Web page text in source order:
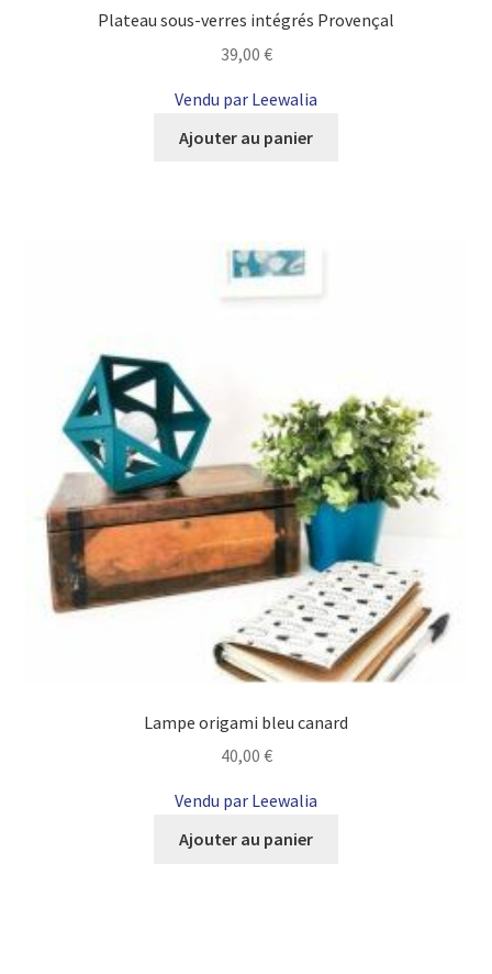
Plateau sous-verres intégrés Provençal
39,00 €
Vendu par Leewalia
Ajouter au panier
Lampe origami bleu canard
40,00 €
Vendu par Leewalia
Ajouter au panier